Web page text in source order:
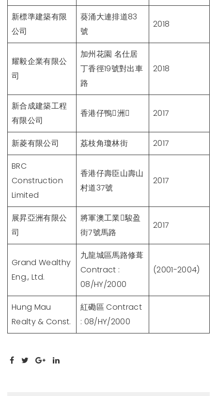
新標準建築有限
公司
葵涌大連排道83
號
2018
耀毅企業有限公
司
加州花園 名仕居
丁香徑19號對出車
路
2018
新合成建築工程
有限公司
香港仔鴨洲 2017
新菱有限公司 荔枝角瓊林街 2017
BRC
Construction
Limited
香港仔壽臣山壽山
村道37號
2017
展昇亞洲有限公
司
將軍澳工業駿盈
街7號馬路
2017
Grand Wealthy
Eng., Ltd.
九龍城區馬路修葺
Contract :
08/HY/2000
(2001-2004)
Hung Mau
Realty & Const.
紅磡區 Contract
: 08/HY/2000